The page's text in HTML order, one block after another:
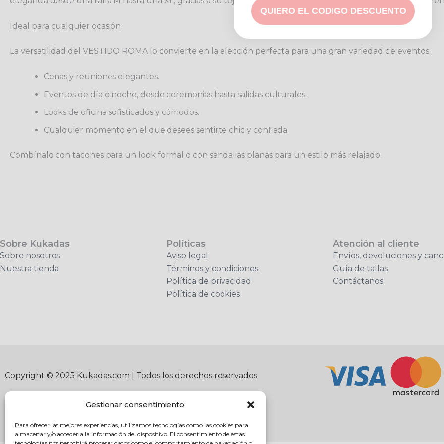
Gestionar consentimiento
Para ofrecer las mejores experiencias, utilizamos tecnologías como las cookies para
almacenar y/o acceder a la información del dispositivo. El consentimiento de estas
Ideal para cualquier ocasión
La versatilidad del VESTIDO ROMA lo convierte en la elección perfecta para una gran variedad de eventos:
Cenas y reuniones elegantes.
Eventos de día o noche, desde ceremonias hasta salidas culturales.
Looks de oficina sofisticados y cómodos.
Cualquier momento en el que desees sentirte chic y confiada.
Combínalo con tacones para un look formal o con sandalias planas para un estilo más relajado.
Sobre Kukadas
Sobre nosotros
Nuestra tienda
Políticas
Aviso legal
Términos y condiciones
Política de privacidad
Política de cookies
Atención al cliente
Envíos, devoluciones y
Guía de tallas
Contáctanos
Copyright © 2025 Kukadas.com | Todos los derechos reservados
QUIERO EL CODIGO DESCUENTO